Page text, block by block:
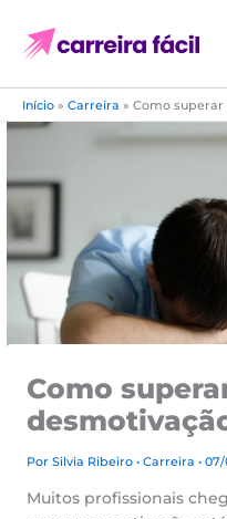
para
conteúdo
Início » Carreira » Como
Como
Por Silvia Ribeiro • Carreira •
Muitos profissionais